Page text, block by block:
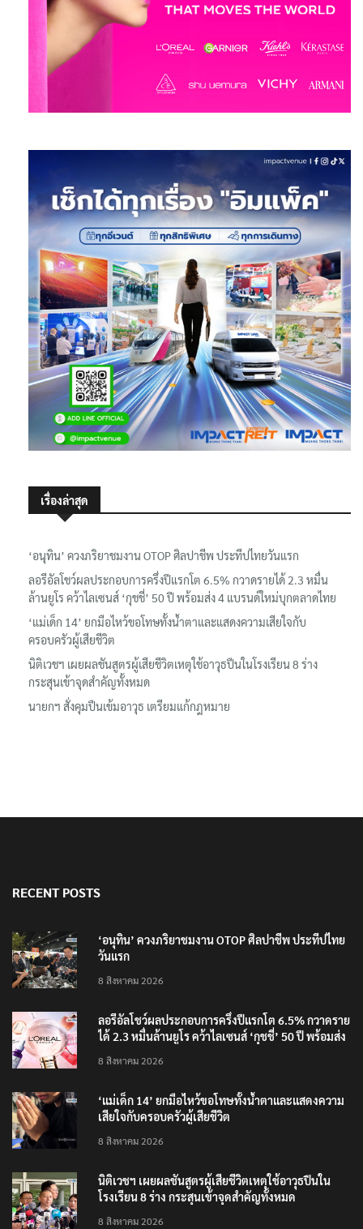
เรื่องล่าสุด
‘อนุทิน’ ควงภริยาชมงาน OTOP ศิลปาชีพ ประทีปไทยวันแรก
ลอรีอัลโชว์ผลประกอบการครึ่งปีแรกโต 6.5% กวาดรายได้ 2.3 หมื่น
ล้านยูโร คว้าไลเซนส์ ‘กุชชี่’ 50 ปี พร้อมส่ง 4 แบรนด์ใหม่บุกตลาดไทย
‘แม่เด็ก 14’ ยกมือไหว้ขอโทษทั้งน้ำตาและแสดงความเสียใจกับ
ครอบครัวผู้เสียชีวิต
นิติเวชฯ เผยผลชันสูตรผู้เสียชีวิตเหตุใช้อาวุธปืนในโรงเรียน 8 ร่าง
กระสุนเข้าจุดสำคัญทั้งหมด
นายกฯ สั่งคุมปืนเข้มอาวุธ เตรียมแก้กฎหมาย
RECENT POSTS
‘อนุทิน’ ควงภริยาชมงาน OTOP ศิลปาชีพ ประทีปไทย
วันแรก
8 สิงหาคม 2026
ลอรีอัลโชว์ผลประกอบการครึ่งปีแรกโต 6.5% กวาดราย
ได้ 2.3 หมื่นล้านยูโร คว้าไลเซนส์ ‘กุชชี่’ 50 ปี พร้อมส่ง
8 สิงหาคม 2026
‘แม่เด็ก 14’ ยกมือไหว้ขอโทษทั้งน้ำตาและแสดงความ
เสียใจกับครอบครัวผู้เสียชีวิต
8 สิงหาคม 2026
นิติเวชฯ เผยผลชันสูตรผู้เสียชีวิตเหตุใช้อาวุธปืนใน
โรงเรียน 8 ร่าง กระสุนเข้าจุดสำคัญทั้งหมด
8 สิงหาคม 2026